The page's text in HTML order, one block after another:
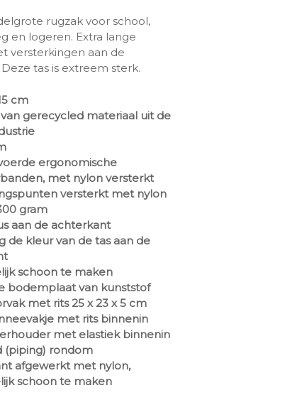
rugzak voor school,
en logeren. Extra lange
versterkingen aan de
tas is extreem sterk.
cm
gerecycled materiaal uit de
ergonomische
met nylon versterkt
versterkt met nylon
gram
aan de achterkant
de kleur van de tas aan de
schoon te maken
bodemplaat van kunststof
met rits 25 x 23 x 5 cm
met rits binnenin
met elastiek binnenin
(piping) rondom
afgewerkt met nylon,
schoon te maken